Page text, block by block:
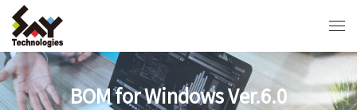
BOM for Windows Ver.6.0